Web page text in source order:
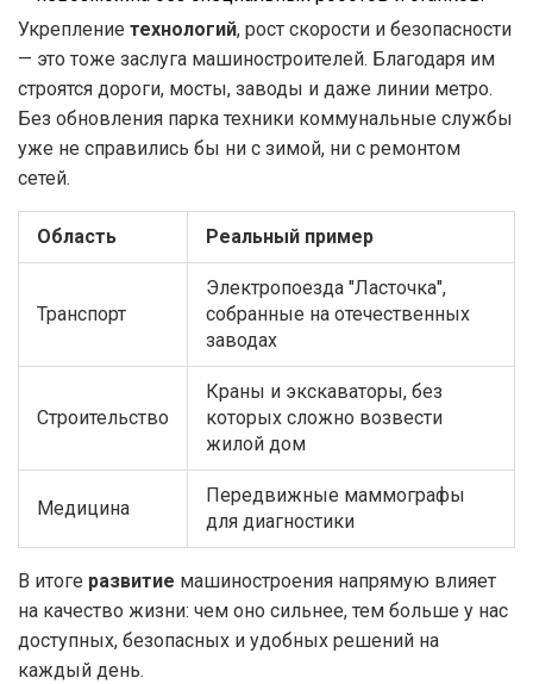
Укрепление технологий, рост скорости и безопасности
— это тоже заслуга машиностроителей. Благодаря им
строятся дороги, мосты, заводы и даже линии метро.
Без обновления парка техники коммунальные службы
уже не справились бы ни с зимой, ни с ремонтом
сетей.
Область Реальный пример
Транспорт
Электропоезда "Ласточка",
собранные на отечественных
заводах
Строительство
Краны и экскаваторы, без
которых сложно возвести
жилой дом
Медицина
Передвижные маммографы
для диагностики
В итоге развитие машиностроения напрямую влияет
на качество жизни: чем оно сильнее, тем больше у нас
доступных, безопасных и удобных решений на
каждый день.